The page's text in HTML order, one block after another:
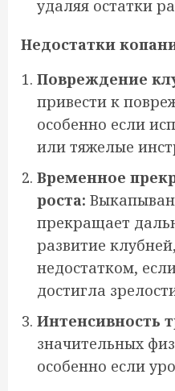
удаляя остатки
Недостатки
Повреждение
привести к
особенно если
или тяжелые
Временное
роста:
прекращает
развитие
недостатком,
достигла
Интенсивность
значительных
особенно если